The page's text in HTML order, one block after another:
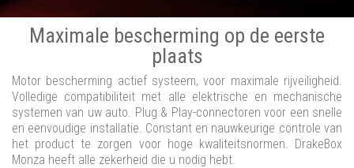
Maximale bescherming op de eerste
plaats
Motor bescherming actief systeem, voor maximale rijveiligheid.
Volledige compatibiliteit met alle elektrische en mechanische
systemen van uw auto. Plug & Play-connectoren voor een snelle
en eenvoudige installatie. Constant en nauwkeurige controle van
het product te zorgen voor hoge kwaliteitsnormen. DrakeBox
Monza heeft alle zekerheid die u nodig hebt.